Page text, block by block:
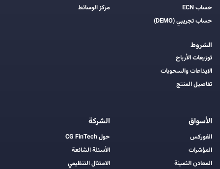
حساب ECN
حساب تجريبي (DEMO)
الشروط
توزيعات الأرباح
الإيداعات والسحوبات
تفاصيل المنتج
مركز الوسائط
الأسواق
الفوركس
المؤشرات
المعادن الثمينة
الشركة
حول CG FinTech
الأسئلة الشائعة
الامتثال التنظيمي